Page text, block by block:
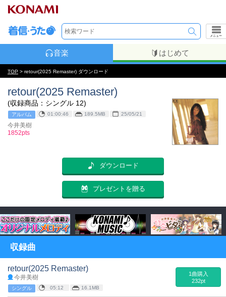
メニュー
音楽 はじめて
TOP > retour(2025 Remaster) ダウンロード
retour(2025 Remaster)
(収録商品：シングル 12)
アルバム 01:00:46 189.5MB 25/05/21
今井美樹
1852pts
ダウンロード
プレゼントを贈る
収録曲
retour(2025 Remaster)
今井美樹
シングル 05:12 16.1MB
1曲購入
232pt